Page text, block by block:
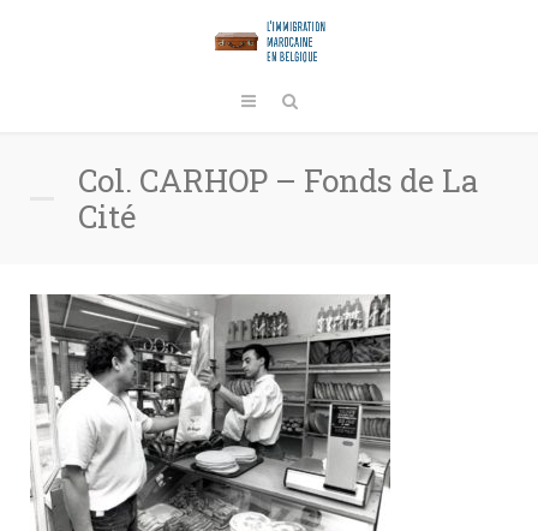
Col. CARHOP – Fonds de La
Cité